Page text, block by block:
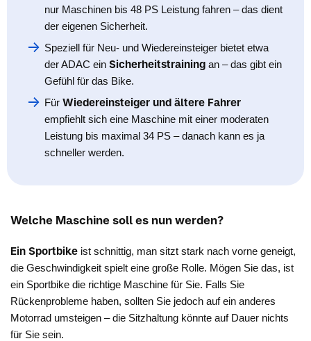
nur Maschinen bis 48 PS Leistung fahren – das dient
der eigenen Sicherheit.
Speziell für Neu- und Wiedereinsteiger bietet etwa
der ADAC ein Sicherheitstraining an – das gibt ein
Gefühl für das Bike.
Für Wiedereinsteiger und ältere Fahrer
empfiehlt sich eine Maschine mit einer moderaten
Leistung bis maximal 34 PS – danach kann es ja
schneller werden.
Welche Maschine soll es nun werden?
Ein Sportbike ist schnittig, man sitzt stark nach vorne geneigt,
die Geschwindigkeit spielt eine große Rolle. Mögen Sie das, ist
ein Sportbike die richtige Maschine für Sie. Falls Sie
Rückenprobleme haben, sollten Sie jedoch auf ein anderes
Motorrad umsteigen – die Sitzhaltung könnte auf Dauer nichts
für Sie sein.